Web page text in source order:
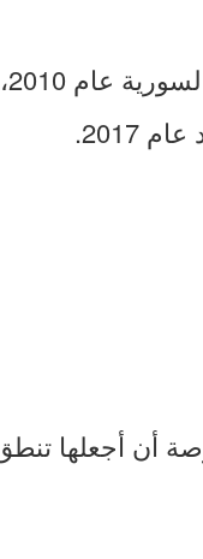
وقد نال خلال مسيرته عدة تكريمات، من بينها وزارة الثقافة السورية عام 2010،
أن أجعلها